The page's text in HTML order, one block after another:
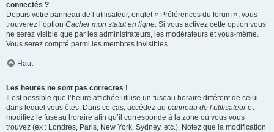
connectés ?
Depuis votre panneau de l’utilisateur, onglet « Préférences du forum », vous
trouverez l’option Cacher mon statut en ligne. Si vous activez cette option vous
ne serez visible que par les administrateurs, les modérateurs et vous-même.
Vous serez compté parmi les membres invisibles.
Haut
Les heures ne sont pas correctes !
Il est possible que l’heure affichée utilise un fuseau horaire différent de celui
dans lequel vous êtes. Dans ce cas, accédez au panneau de l’utilisateuret
modifiez le fuseau horaire afin qu’il corresponde à la zone où vous vous
trouvez (ex : Londres, Paris, New York, Sydney, etc.). Notez que la modification